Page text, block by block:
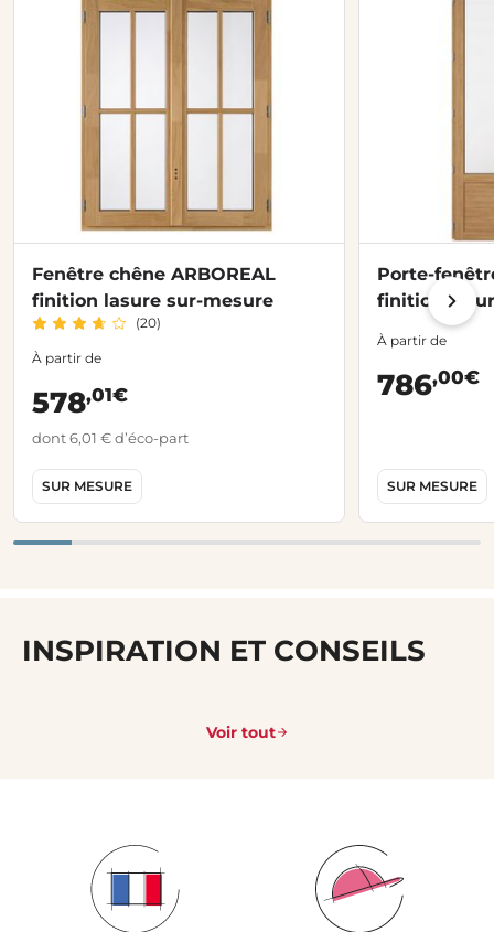
Fenêtre chêne ARBOREAL
finition lasure sur-mesure
(20)
À partir de
578,01€
dont 6,01 € d’éco-part
SUR MESURE
Porte-
finition
À partir de
786,00€
SUR MESURE
INSPIRATION ET CONSEILS
Voir tout